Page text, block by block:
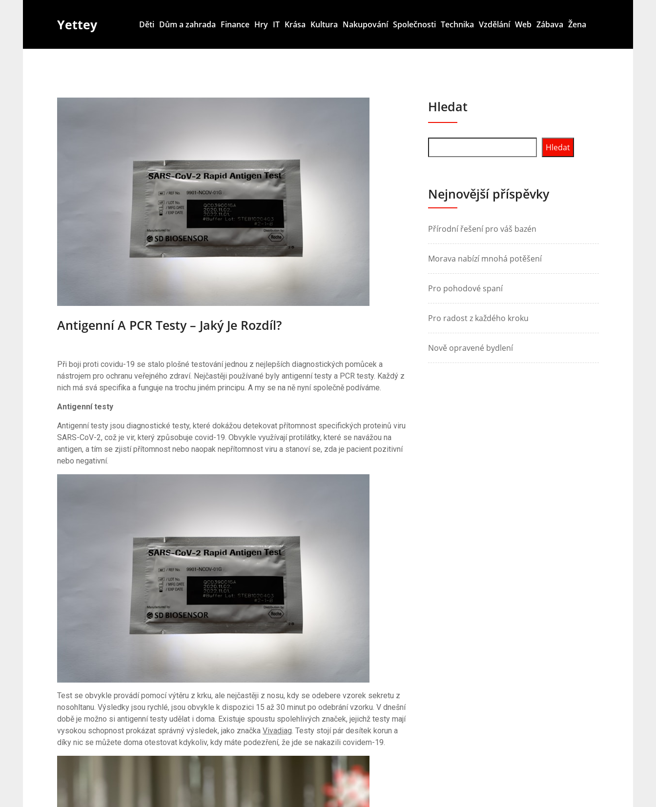
Yettey Děti Dům a zahrada Finance Hry IT Krása Kultura Nakupování Společnosti Technika Vzdělání Web Zábava Žena
Antigenní A PCR Testy – Jaký Je Rozdíl?
Při boji proti covidu-19 se stalo plošné testování jednou z nejlepších diagnostických pomůcek a
nástrojem pro ochranu veřejného zdraví. Nejčastěji používané byly antigenní testy a PCR testy. Každý z
nich má svá specifika a funguje na trochu jiném principu. A my se na ně nyní společně podíváme.
Antigenní testy
Antigenní testy jsou diagnostické testy, které dokážou detekovat přítomnost specifických proteinů viru
SARS-CoV-2, což je vir, který způsobuje covid-19. Obvykle využívají protilátky, které se navážou na
antigen, a tím se zjistí přítomnost nebo naopak nepřítomnost viru a stanoví se, zda je pacient pozitivní
nebo negativní.
Test se obvykle provádí pomocí výtěru z krku, ale nejčastěji z nosu, kdy se odebere vzorek sekretu z
nosohltanu. Výsledky jsou rychlé, jsou obvykle k dispozici 15 až 30 minut po odebrání vzorku. V dnešní
době je možno si antigenní testy udělat i doma. Existuje spoustu spolehlivých značek, jejichž testy mají
vysokou schopnost prokázat správný výsledek, jako značka Vivadiag. Testy stojí pár desítek korun a
díky nic se můžete doma otestovat kdykoliv, kdy máte podezření, že jde se nakazili covidem-19.
Hledat
Hledat
Nejnovější příspěvky
Přírodní řešení pro váš bazén
Morava nabízí mnohá potěšení
Pro pohodové spaní
Pro radost z každého kroku
Nově opravené bydlení